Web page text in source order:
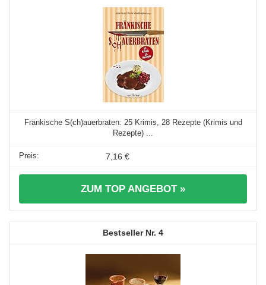
Fränkische S(ch)auerbraten: 25 Krimis, 28 Rezepte (Krimis und
Rezepte) ...
7,16 €
ZUM TOP ANGEBOT »
4